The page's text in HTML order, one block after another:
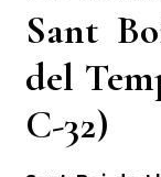
Sant
del
C-32)